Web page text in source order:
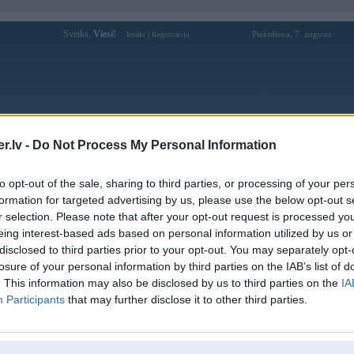
- Do Not Process My Personal Information
opt-out of the sale, sharing to third parties, or processing of your
for targeted advertising by us, please use the below opt-out
selection. Please note that after your opt-out request is processed
interest-based ads based on personal information utilized by us
to third parties prior to your opt-out. You may separately
of your personal information by third parties on the IAB’s list of
This information may also be disclosed by us to third parties on the
Participants that may further disclose it to other third parties.
Sveiks, Viesi! Ienākt Reģistrācija Piektdiena, 7. augusts
Forums Galerijas Reģistrācija Lietotāji
Lietotāja gnaahh profils
Pēdējo reizi manīts: 04. Feb 2020, 13:03
Lietotājvārds:
gnaahh
Braucu ar:
e30
Ziņojumi forumā:
[Pēdējie ziņojumi forumā]